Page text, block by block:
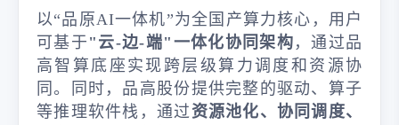
以“品原AI一体机”为全国产算力核心，用户
可基于 "云-边-端"一体化协同架构 ，通过品
高智算底座实现跨层级算力调度和资源协
同。同时，品高股份提供完整的驱动、算子
等推理软件栈，通过资源池化、协同调度、